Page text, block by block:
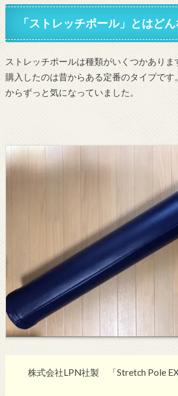
「ストレッチポール」とはど
ストレッチポールは種類がいくつかあり
購入したのは昔からある定番のタイプです
からずっと気になっていました。
株式会社LPN社製 「Stretch Pole EX